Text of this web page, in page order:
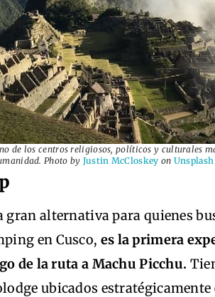
de los centros religiosos, políticos y culturales
Photo by Justin McCloskey on Unsplash
gran alternativa para quienes
en Cusco, es la primera
de la ruta a Machu Picchu.
ubicados